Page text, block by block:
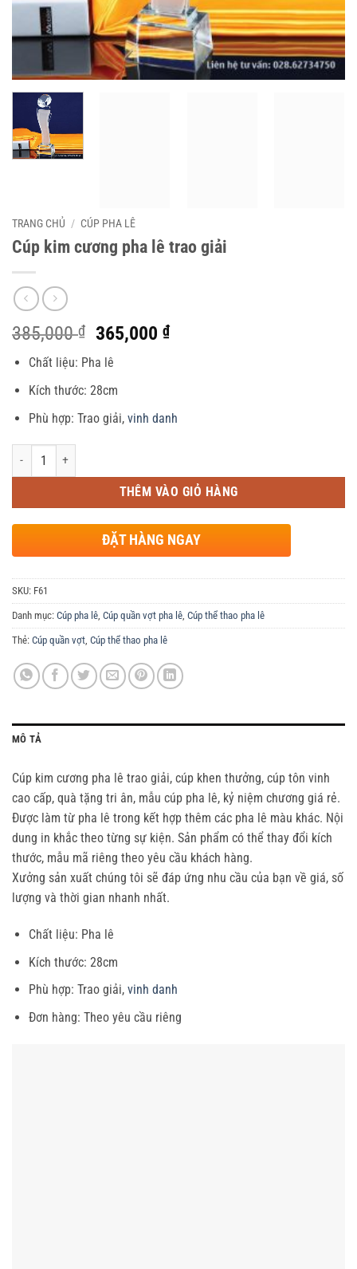
TRANG CHỦ / CÚP PHA LÊ
Cúp kim cương pha lê trao giải
385,000₫
Giá
gốc
là:
385,000 ₫.
365,000₫Giá
365,000 ₫.
Chất liệu: Pha lê
Kích thước: 28cm
Phù hợp: Trao giải, vinh danh
Số lượng
THÊM VÀO GIỎ HÀNG
ĐẶT HÀNG NGAY
SKU: F61
Danh mục: Cúp pha lê, Cúp quần vợt pha lê, Cúp thể thao pha lê
Thẻ: Cúp quần vợt, Cúp thể thao pha lê
MÔ TẢ
Cúp kim cương pha lê trao giải, cúp khen thưởng, cúp tôn vinh
cao cấp, quà tặng tri ân, mẫu cúp pha lê, kỷ niệm chương giá rẻ.
Được làm từ pha lê trong kết hợp thêm các pha lê màu khác. Nội
dung in khắc theo từng sự kiện. Sản phẩm có thể thay đổi kích
thước, mẫu mã riêng theo yêu cầu khách hàng.
Xưởng sản xuất chúng tôi sẽ đáp ứng nhu cầu của bạn về giá, số
lượng và thời gian nhanh nhất.
Chất liệu: Pha lê
Kích thước: 28cm
Phù hợp: Trao giải, vinh danh
Đơn hàng: Theo yêu cầu riêng